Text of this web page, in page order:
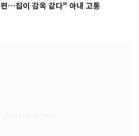
편…집이 감옥 같다" 아내 고통